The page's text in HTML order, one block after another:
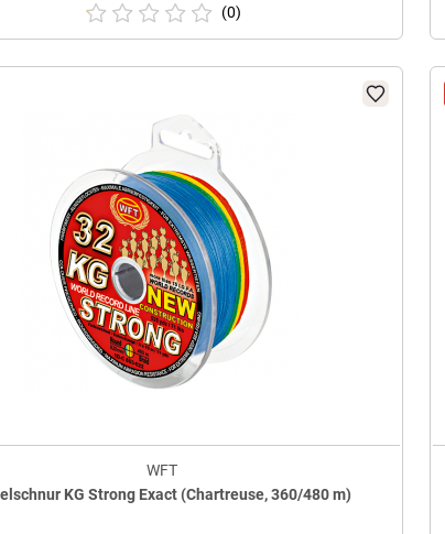
(0)
WFT
KG Strong Exact (Chartreuse, 360/480 m)